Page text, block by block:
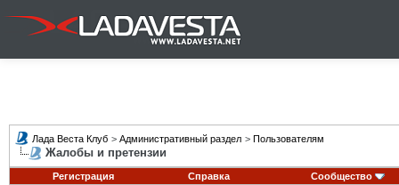
Лада Веста Клуб > Административный раздел > Пользователям
Жалобы и претензии
Регистрация Справка Сообщество